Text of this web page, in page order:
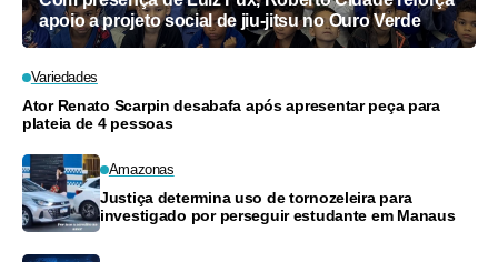
apoio a projeto social de jiu-jitsu no Ouro Verde
Variedades
Ator Renato Scarpin desabafa após apresentar peça para
plateia de 4 pessoas
Amazonas
Justiça determina uso de tornozeleira para
investigado por perseguir estudante em Manaus